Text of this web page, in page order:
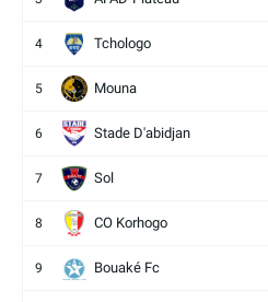
4 Tchologo
5 Mouna
6 Stade D'abidjan
7 Sol
8 CO Korhogo
9 Bouaké Fc